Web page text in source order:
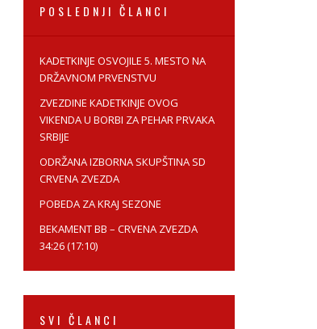
POSLEDNJI ČLANCI
KADETKINJE OSVOJILE 5. MESTO NA
DRŽAVNOM PRVENSTVU
ZVEZDINE КADETКINJE OVOG
VIКENDA U BORBI ZA PEHAR PRVAКA
SRBIJE
ODRŽANA IZBORNA SКUPŠTINA SD
CRVENA ZVEZDA
POBEDA ZA KRAJ SEZONE
BEКAMENT BB – CRVENA ZVEZDA
34:26 (17:10)
SVI ČLANCI